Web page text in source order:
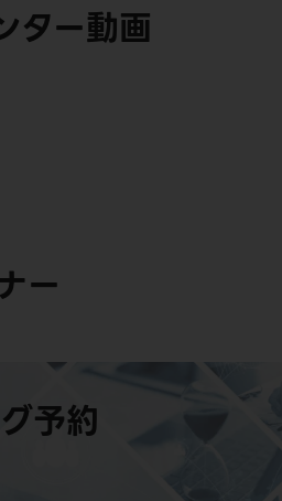
ター動画
ー
予約